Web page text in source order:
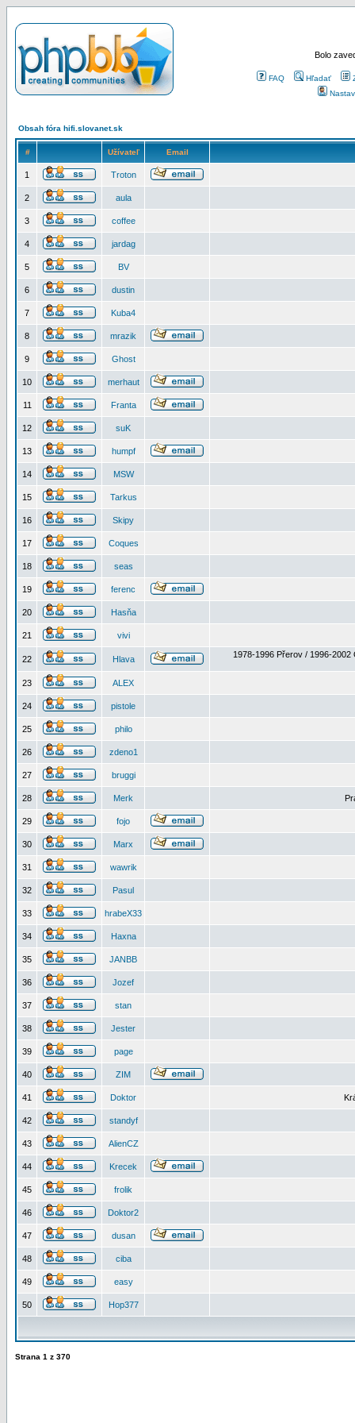
Bolo
FAQ Hľadať
Obsah fóra hifi.slovanet.sk
# Užívateľ Email
1 Troton
2 aula
3 coffee
4 jardag
5 BV
6 dustin
7 Kuba4
8 mrazik
9 Ghost
10 merhaut
11 Franta
12 suK
13 humpf
14 MSW
15 Tarkus
16 Skipy
17 Coques
18 seas
19 ferenc
20 Hasňa
21 vivi
22 Hlava 1978-1996 Přerov / 1996-2002
23 ALEX
24 pistole
25 philo
26 zdeno1
27 bruggi
28 Merk
29 fojo
30 Marx
31 wawrik
32 Pasul
33 hrabeX33
34 Haxna
35 JANBB
36 Jozef
37 stan
38 Jester
39 page
40 ZIM
41 Doktor
42 standyf
43 AlienCZ
44 Krecek
45 frolik
46 Doktor2
47 dusan
48 ciba
49 easy
50 Hop377
Strana 1 z 370